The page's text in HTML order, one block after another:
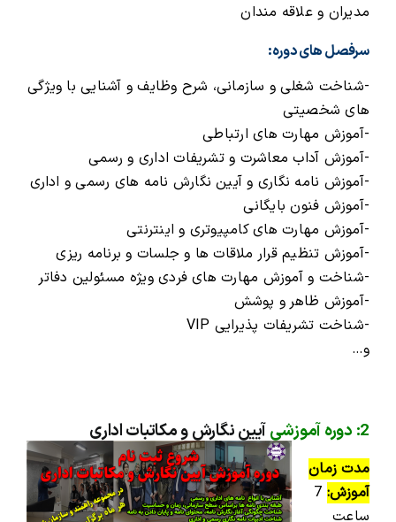
مدیران و علاقه مندان
سرفصل های دوره:
-شناخت شغلی و سازمانی، شرح وظایف و آشنایی با ویژگی
های شخصیتی
-آموزش مهارت های ارتباطی
-آموزش آداب معاشرت و تشریفات اداری و رسمی
-آموزش نامه نگاری و آیین نگارش نامه های رسمی و اداری
-آموزش فنون بایگانی
-آموزش مهارت های کامپیوتری و اینترنتی
-آموزش تنظیم قرار ملاقات ها و جلسات و برنامه ریزی
-شناخت و آموزش مهارت های فردی ویژه مسئولین دفاتر
-آموزش ظاهر و پوشش
-شناخت تشریفات پذیرایی VIP
و…
2: دوره آموزشی آیین نگارش و مکاتبات اداری
مدت زمان
آموزش: 7
ساعت